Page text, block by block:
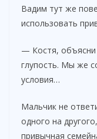
Вадим тут же
использовать
— Костя, объясни
глупость. Мы же
условия…
Мальчик не
одного на
привычная